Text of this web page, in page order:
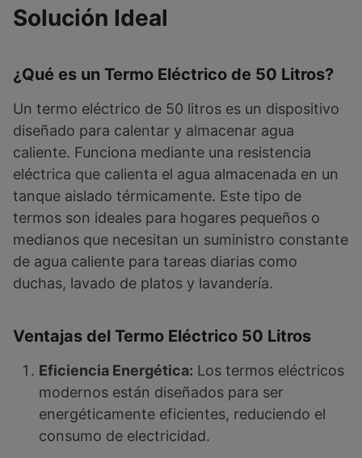
Solución Ideal
¿Qué es un Termo Eléctrico de 50 Litros?
Un termo eléctrico de 50 litros es un dispositivo
diseñado para calentar y almacenar agua
caliente. Funciona mediante una resistencia
eléctrica que calienta el agua almacenada en un
tanque aislado térmicamente. Este tipo de
termos son ideales para hogares pequeños o
medianos que necesitan un suministro constante
de agua caliente para tareas diarias como
duchas, lavado de platos y lavandería.
Ventajas del Termo Eléctrico 50 Litros
Eficiencia Energética: Los termos eléctricos
modernos están diseñados para ser
energéticamente eficientes, reduciendo el
consumo de electricidad.